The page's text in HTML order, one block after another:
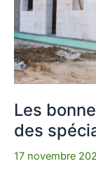
Les
des
17 novembre
des
spécialistes
de
la
construction